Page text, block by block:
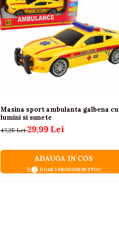
Masina sport ambulanta galbena cu
lumini si sunete
47,25 Lei29,99 Lei
ADAUGA IN COS
DOAR 3 PRODUSE IN STOC